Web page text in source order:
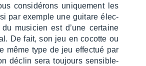
consi­dé­rons unique­ment les
par exemple une guitare élec­
musi­cien est d’une certaine
De fait, son jeu en cocotte ou
même type de jeu effec­tué par
déclin sera toujours sensi­ble­